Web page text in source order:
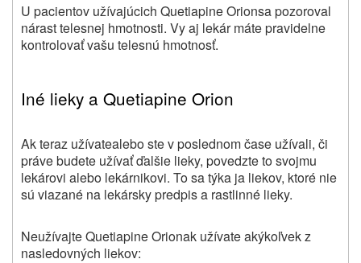
U pacientov užívajúcich Quetiapine Orionsa pozoroval
nárast telesnej hmotnosti. Vy aj lekár máte pravidelne
kontrolovať vašu telesnú hmotnosť.
Iné lieky a Quetiapine Orion
Ak teraz užívatealebo ste v poslednom čase užívali, či
práve budete užívaťďalšie lieky, povedzteto svojmu
lekárovi alebo lekárnikovi. To sa týka ja liekov, ktoré nie
sú viazané na lekársky predpis a rastlinné lieky.
NeužívajteQuetiapine Orionak užívate akýkoľvek z
nasledovných liekov: